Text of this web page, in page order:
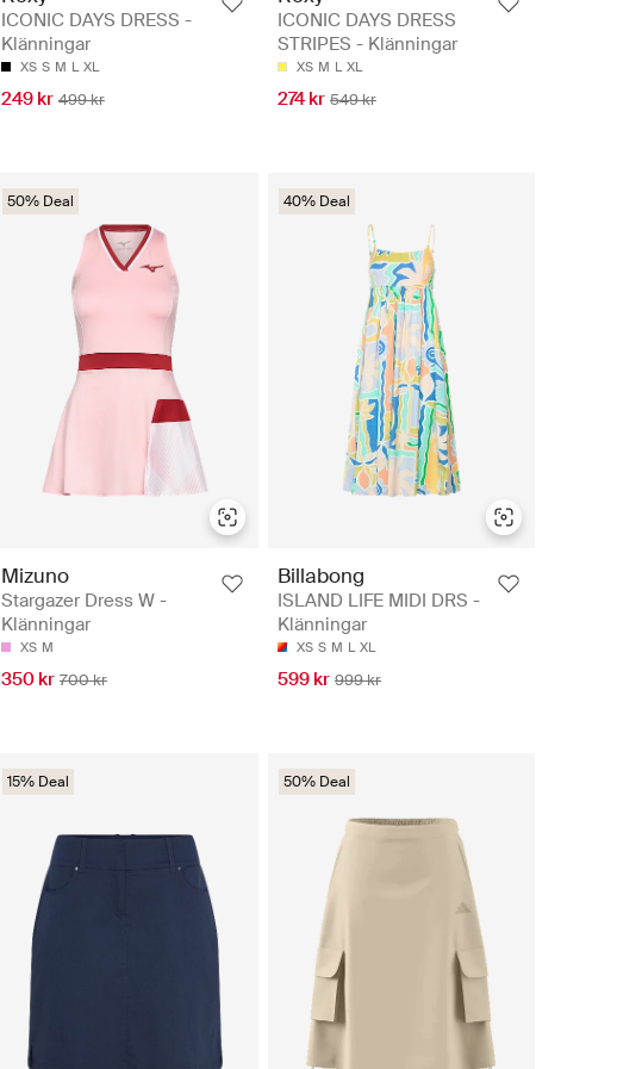
ICONIC DAYS DRESS -
Klänningar
XS S M L XL
249 kr 499 kr
ICONIC DAYS DRESS
STRIPES - Klänningar
XS M L XL
274 kr 549 kr
50% Deal
Mizuno
Stargazer Dress W -
Klänningar
XS M
350 kr 700 kr
40% Deal
Billabong
ISLAND LIFE MIDI DRS -
Klänningar
XS S M L XL
599 kr 999 kr
15% Deal 50% Deal